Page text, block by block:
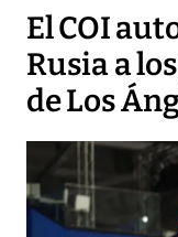
El COI
Rusia a
de Los